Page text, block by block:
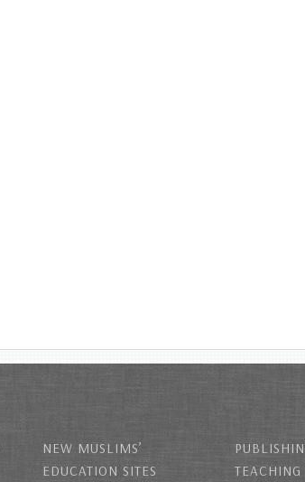
NEW MUSLIMS’
EDUCATION SITES